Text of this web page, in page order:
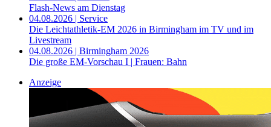
Flash-News am Dienstag
04.08.2026 | Service
Die Leichtathletik-EM 2026 in Birmingham im TV und im
Livestream
04.08.2026 | Birmingham 2026
Die große EM-Vorschau I | Frauen: Bahn
Anzeige